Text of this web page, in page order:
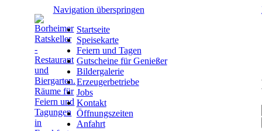
Navigation überspringen
Startseite
Speisekarte
Feiern und Tagen
Gutscheine für Genießer
Bildergalerie
Erzeugerbetriebe
Jobs
Kontakt
Öffnungszeiten
Anfahrt